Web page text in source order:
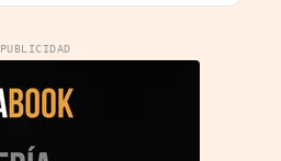
PUBLICIDAD